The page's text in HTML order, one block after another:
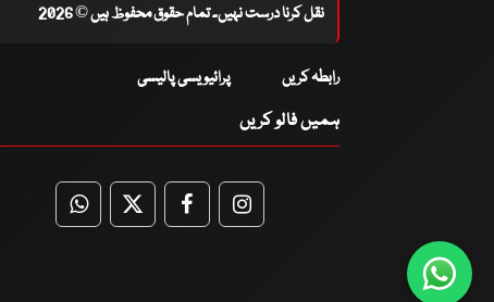
نقل کرنا درست نہیں۔ تمام حقوق محفوظ ہیں © 2026
رابطہ کریں پرائیویسی پالیسی
ہمیں فالو کریں
WhatsApp
TwitterFacebookFacebook